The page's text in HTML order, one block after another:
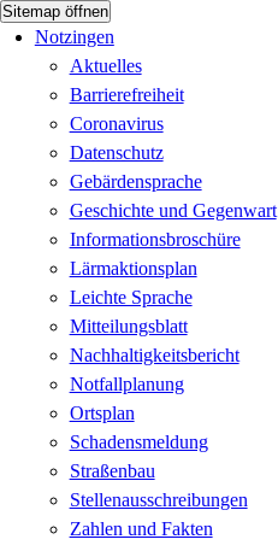
Sitemap öffnen
Notzingen
Aktuelles
Barrierefreiheit
Coronavirus
Datenschutz
Gebärdensprache
Geschichte und Gegenwart
Informationsbroschüre
Lärmaktionsplan
Leichte Sprache
Mitteilungsblatt
Nachhaltigkeitsbericht
Notfallplanung
Ortsplan
Schadensmeldung
Straßenbau
Stellenausschreibungen
Zahlen und Fakten